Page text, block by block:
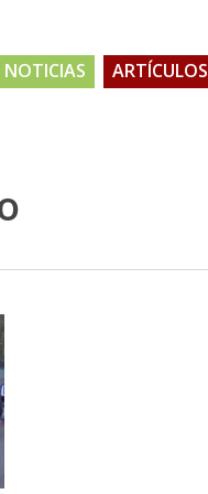
NOTICIAS ARTÍCULOS